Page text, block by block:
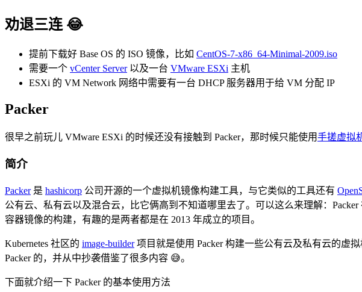
劝退三连 😂
提前下载好 Base OS 的 ISO 镜像，比如 CentOS-7-x86_64-Minimal-2009.iso
需要一个 vCenter Server以及一台 VMware ESXi 主机
ESXi 的 VM Network 网络中需要有一台 DHCP 服务器用于给 VM 分配 IP
Packer
很早之前玩儿 VMware ESXi 的时候还没有接触到 Packer，那时候只能使用手搓虚拟
简介
Packer是 hashicorp 公司开源的一个虚拟机镜像构建工具，与它类似的工具还有
公有云、私有云以及混合云，比它俩高到不知道哪里去了。可以这么来理解：
容器镜像的构建，有趣的是两者都是在 2013 年成立的项目。
Kubernetes 社区的 image-builder项目就是使用 Packer 构建一些公有云及私有云的虚
Packer 的，并从中抄袭借鉴了很多内容 😅。
下面就介绍一下 Packer 的基本使用方法